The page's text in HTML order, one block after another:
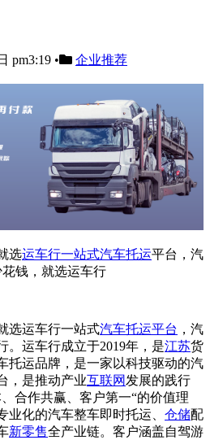
pm3:19 • 企业推荐
选运车行一站式汽车托运平台，汽
钱，就选运车行
选运车行一站式汽车托运平台 ，汽
。运车行成立于2019年，是江苏货
托运品牌，是一家以科技驱动的汽
，是推动产业互联网 发展的践行
合作共赢、客户第一“的价值理
化的汽车整车即时托运、 仓储配
新零售全产业链。客户涵盖自驾游